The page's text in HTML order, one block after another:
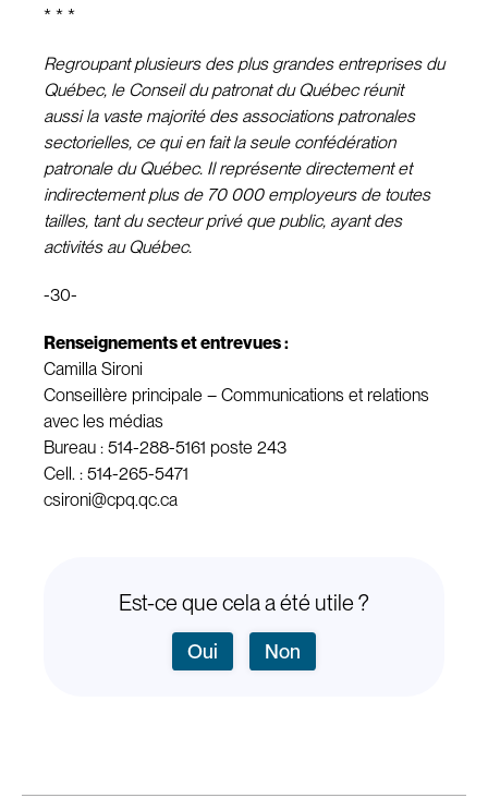
* * *
Regroupant plusieurs des plus grandes entreprises du
Québec, le Conseil du patronat du Québec réunit
aussi la vaste majorité des associations patronales
sectorielles, ce qui en fait la seule confédération
patronale du Québec. Il représente directement et
indirectement plus de 70 000 employeurs de toutes
tailles, tant du secteur privé que public, ayant des
activités au Québec.
-30-
Renseignements et entrevues :
Camilla Sironi
Conseillère principale – Communications et relations
avec les médias
Bureau : 514-288-5161 poste 243
Cell. : 514-265-5471
csironi@cpq.qc.ca
Est-ce que cela a été utile ?
Oui Non